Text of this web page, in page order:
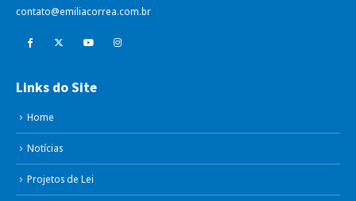
contato@emiliacorrea.com.br
Links do Site
Home
Notícias
Projetos de Lei